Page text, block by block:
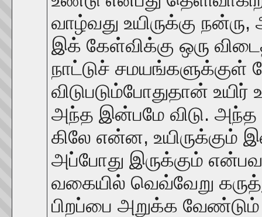
வாழ்வது உயிருக்கு
இக் கேள்விக்கு ஒரு
நாட்டுச் சமயங்களுக்குள்
விடுபடும்போதுதான்
அந்த இன்பமே விடு. அந்த
கிலே என்ன, உயிருக்கும்
அப்போது இருக்கும்
வகையில் வெவ்வேறு
பிறப்பை அறுக்க வேண்டும்